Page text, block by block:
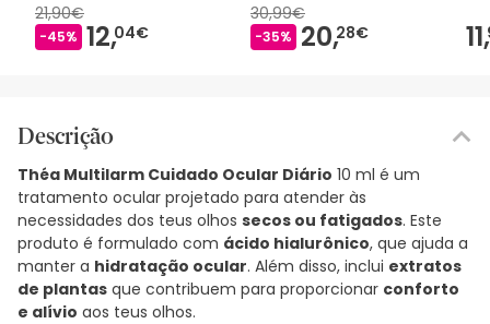
21,90€
-45% 12,04€
30,99€
-35% 20,28€ 11,
Descrição
Théa Multilarm Cuidado Ocular Diário 10 ml é um
tratamento ocular projetado para atender às
necessidades dos teus olhos secos ou fatigados. Este
produto é formulado com ácido hialurônico, que ajuda a
manter a hidratação ocular. Além disso, inclui extratos
de plantas que contribuem para proporcionar conforto
e alívio aos teus olhos.